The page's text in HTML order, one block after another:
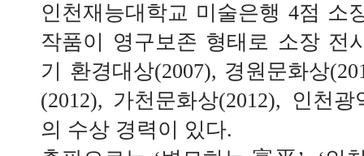
인천재능대학교 미술은행 4점 소
작품이 영구보존 형태로 소장 전
기 환경대상(2007), 경원문화상
(2012), 가천문화상(2012), 인천광
의 수상 경력이 있다.